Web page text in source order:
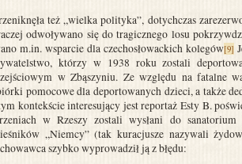
też „wielka polityka”, dotychczas
odwoływano się do tragicznego losu
m.in. wsparcie dla czechosłowackich kolegów[9]
którzy w 1938 roku zostali
w Zbąszyniu. Ze względu na fatalne
pomocowe dla deportowanych dzieci, a także
kontekście interesujący jest reportaż Esty B.
w Rzeszy zostali wysłani do
„Niemcy” (tak kuracjusze nazywali
szybko wyprowadził ją z błędu: